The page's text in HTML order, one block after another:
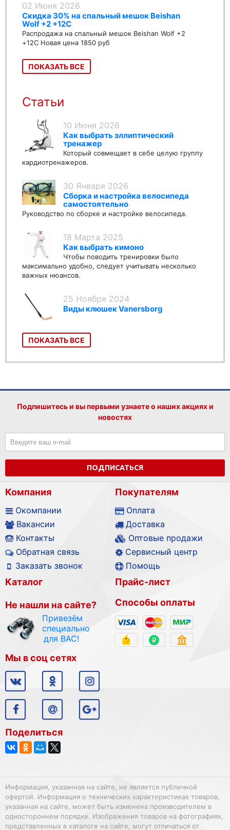
02 Июня 2026
Скидка 30% на спальный мешок Beishan
Wolf +2 +12C
Распродажа на спальный мешок Beishan Wolf +2
+12C Новая цена 1850 руб
ПОКАЗАТЬ ВСЕ
Статьи
10 Июня 2026
Как выбрать эллиптический
тренажер
Который совмещает в себе целую группу
кардиотренажеров.
30 Января 2026
Сборка и настройка велосипеда
самостоятельно
Руководство по сборке и настройке велосипеда.
18 Марта 2025
Как выбрать кимоно
Чтобы поводить тренировки было
максимально удобно, следует учитывать несколько
важных нюансов.
25 Ноября 2024
Виды клюшек Vanersborg
ПОКАЗАТЬ ВСЕ
Подпишитесь и вы первыми узнаете о наших акциях и
новостях
ПОДПИСАТЬСЯ
Компания
Окомпании
Вакансии
Контакты
Обратная связь
Заказать звонок
Покупателям
Оплата
Доставка
Оптовые продажи
Сервисный центр
Помощь
Каталог
Не нашли на сайте?
Привезём
специально
для ВАС!
Прайс-лист
Способы оплаты
Мы в соц сетях
Поделиться
Информация, указанная на сайте, не является публичной
офертой. Информация о технических характеристиках товаров,
указанная на сайте, может быть изменена производителем в
одностороннем порядке. Изображения товаров на фотографиях,
представленных в каталоге на сайте, могут отличаться от